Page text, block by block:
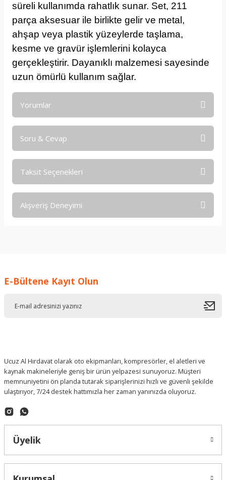
süreli kullanımda rahatlık sunar. Set, 211
parça aksesuar ile birlikte gelir ve metal,
ahşap veya plastik yüzeylerde taşlama,
kesme ve gravür işlemlerini kolayca
gerçekleştirir. Dayanıklı malzemesi sayesinde
uzun ömürlü kullanım sağlar.
Yorumlar
Soru & Cevap
Ürün hakkında henüz soru sorulmamış.
Taksit Seçenekleri
Alışveriş Deneyimi
Deneyimini Paylaş
E-Bültene Kayıt Olun
Ucuz Al Hırdavat olarak oto ekipmanları, kompresörler, el aletleri ve
kaynak makineleriyle geniş bir ürün yelpazesi sunuyoruz. Müşteri
memnuniyetini ön planda tutarak siparişlerinizi hızlı ve güvenli şekilde
ulaştırıyor, 7/24 destek hattımızla her zaman yanınızda oluyoruz.
Üyelik